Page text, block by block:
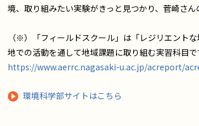
境、取り組みたい実験がきっと見つかり、菅崎さ
（※）「フィールドスクール」は「レジリエント
地での活動を通して地域課題に取り組む実習科目
https://www.aerrc.nagasaki-u.ac.jp/acreport/
環境科学部サイトはこちら